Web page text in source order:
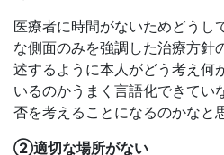
医療者に時間がないためどうし
な側面のみを強調した治療方針
述するように本人がどう考え何
いるのかうまく言語化できてい
否を考えることになるのかなと
②適切な場所がない